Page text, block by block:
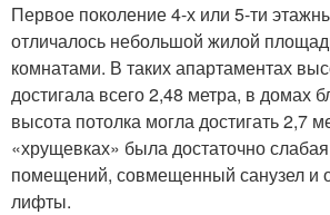
Первое поколение 4-х или 5-ти
отличалось небольшой жилой
комнатами. В таких апартаментах
достигала всего 2,48 метра, в домах
высота потолка могла достигать 2,7
«хрущевках» была достаточно
помещений, совмещенный санузел и
лифты.